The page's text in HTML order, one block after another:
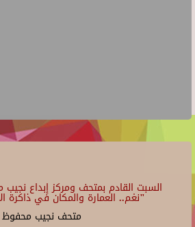
السبت القادم بمتحف ومركز إبداع
"نغم.. العمارة والمكان في ذاكرة
متحف نجيب محفوظ